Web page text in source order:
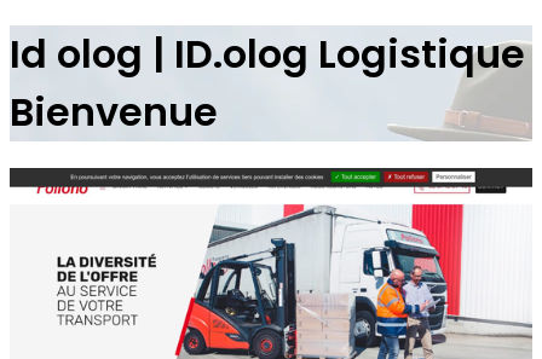
Id olog | ID.olog Logistique
Bienvenue